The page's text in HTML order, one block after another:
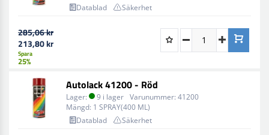
Datablad
Säkerhet
285,06 kr
213,80 kr
Spara
25%
Autolack 41200 - Röd
Lager: 9 i lager Varunummer: 41200
Mängd: 1 SPRAY(400 ML)
Datablad
Säkerhet